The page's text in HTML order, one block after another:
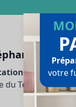
votre
du Ter 56270